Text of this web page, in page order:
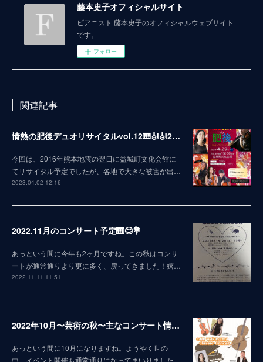
藤本史子オフィシャルサイト
ピアニスト 藤本史子のオフィシャルウェブサイト
です。
フォロー
関連記事
情熱の肥後デュオリサイタルvol.12🎹🎻🎻2023
今回は、2016年熊本地震の翌日に益城町文化会館に
てリサイタル予定でしたが、各地で大きな被害が出…
2023.04.02 12:16
2022.11月のコンサート予定🎹😊💐
あっという間に今年も2ヶ月ですね。この秋はコンサ
ートが通常通りより更に多く、戻ってきました！嬉…
2022.11.11 11:51
2022年10月〜芸術の秋〜主なコンサート情報😊
あっという間に10月になりますね。ようやく世の
中、イベント開催も通常通りになってまいりました…